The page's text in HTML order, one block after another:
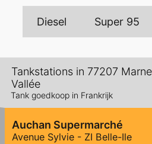
Diesel Super 95
Tankstations in 77207
Vallée
Tank goedkoop in Frankrijk
Auchan Supermarché
Avenue Sylvie - ZI Belle-Ile